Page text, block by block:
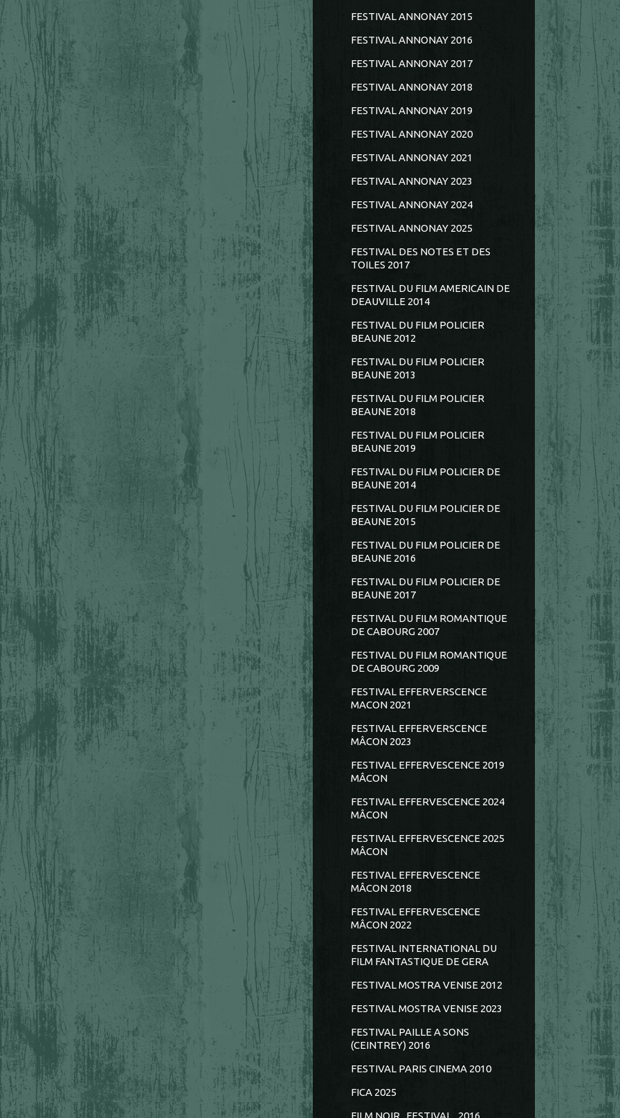
FESTIVAL ANNONAY 2015
FESTIVAL ANNONAY 2016
FESTIVAL ANNONAY 2017
FESTIVAL ANNONAY 2018
FESTIVAL ANNONAY 2019
FESTIVAL ANNONAY 2020
FESTIVAL ANNONAY 2021
FESTIVAL ANNONAY 2023
FESTIVAL ANNONAY 2024
FESTIVAL ANNONAY 2025
FESTIVAL DES NOTES ET DES
TOILES 2017
FESTIVAL DU FILM AMERICAIN DE
DEAUVILLE 2014
FESTIVAL DU FILM POLICIER
BEAUNE 2012
FESTIVAL DU FILM POLICIER
BEAUNE 2013
FESTIVAL DU FILM POLICIER
BEAUNE 2018
FESTIVAL DU FILM POLICIER
BEAUNE 2019
FESTIVAL DU FILM POLICIER DE
BEAUNE 2014
FESTIVAL DU FILM POLICIER DE
BEAUNE 2015
FESTIVAL DU FILM POLICIER DE
BEAUNE 2016
FESTIVAL DU FILM POLICIER DE
BEAUNE 2017
FESTIVAL DU FILM ROMANTIQUE
DE CABOURG 2007
FESTIVAL DU FILM ROMANTIQUE
DE CABOURG 2009
FESTIVAL EFFERVERSCENCE
MACON 2021
FESTIVAL EFFERVERSCENCE
MÂCON 2023
FESTIVAL EFFERVESCENCE 2019
MÂCON
FESTIVAL EFFERVESCENCE 2024
MÂCON
FESTIVAL EFFERVESCENCE 2025
MÂCON
FESTIVAL EFFERVESCENCE
MÂCON 2018
FESTIVAL EFFERVESCENCE
MÂCON 2022
FESTIVAL INTERNATIONAL DU
FILM FANTASTIQUE DE GERA
FESTIVAL MOSTRA VENISE 2012
FESTIVAL MOSTRA VENISE 2023
FESTIVAL PAILLE A SONS
(CEINTREY) 2016
FESTIVAL PARIS CINEMA 2010
FICA 2025